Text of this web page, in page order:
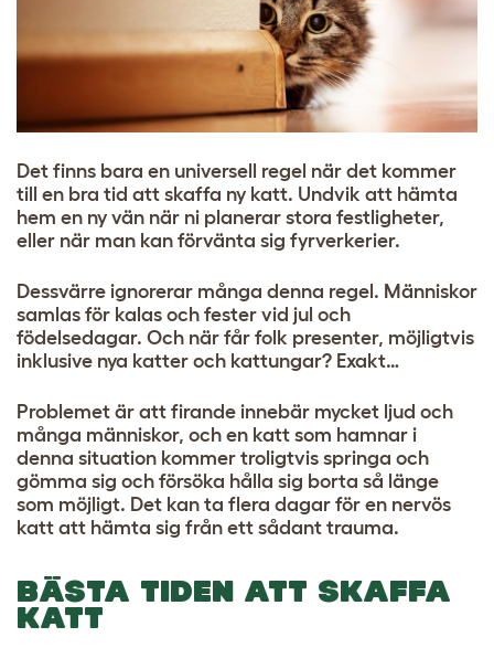
Det finns bara en universell regel när det kommer
till en bra tid att skaffa ny katt. Undvik att hämta
hem en ny vän när ni planerar stora festligheter,
eller när man kan förvänta sig fyrverkerier.
Dessvärre ignorerar många denna regel. Människor
samlas för kalas och fester vid jul och
födelsedagar. Och när får folk presenter, möjligtvis
inklusive nya katter och kattungar? Exakt…
Problemet är att firande innebär mycket ljud och
många människor, och en katt som hamnar i
denna situation kommer troligtvis springa och
gömma sig och försöka hålla sig borta så länge
som möjligt. Det kan ta flera dagar för en nervös
katt att hämta sig från ett sådant trauma.
BÄSTA TIDEN ATT SKAFFA
KATT